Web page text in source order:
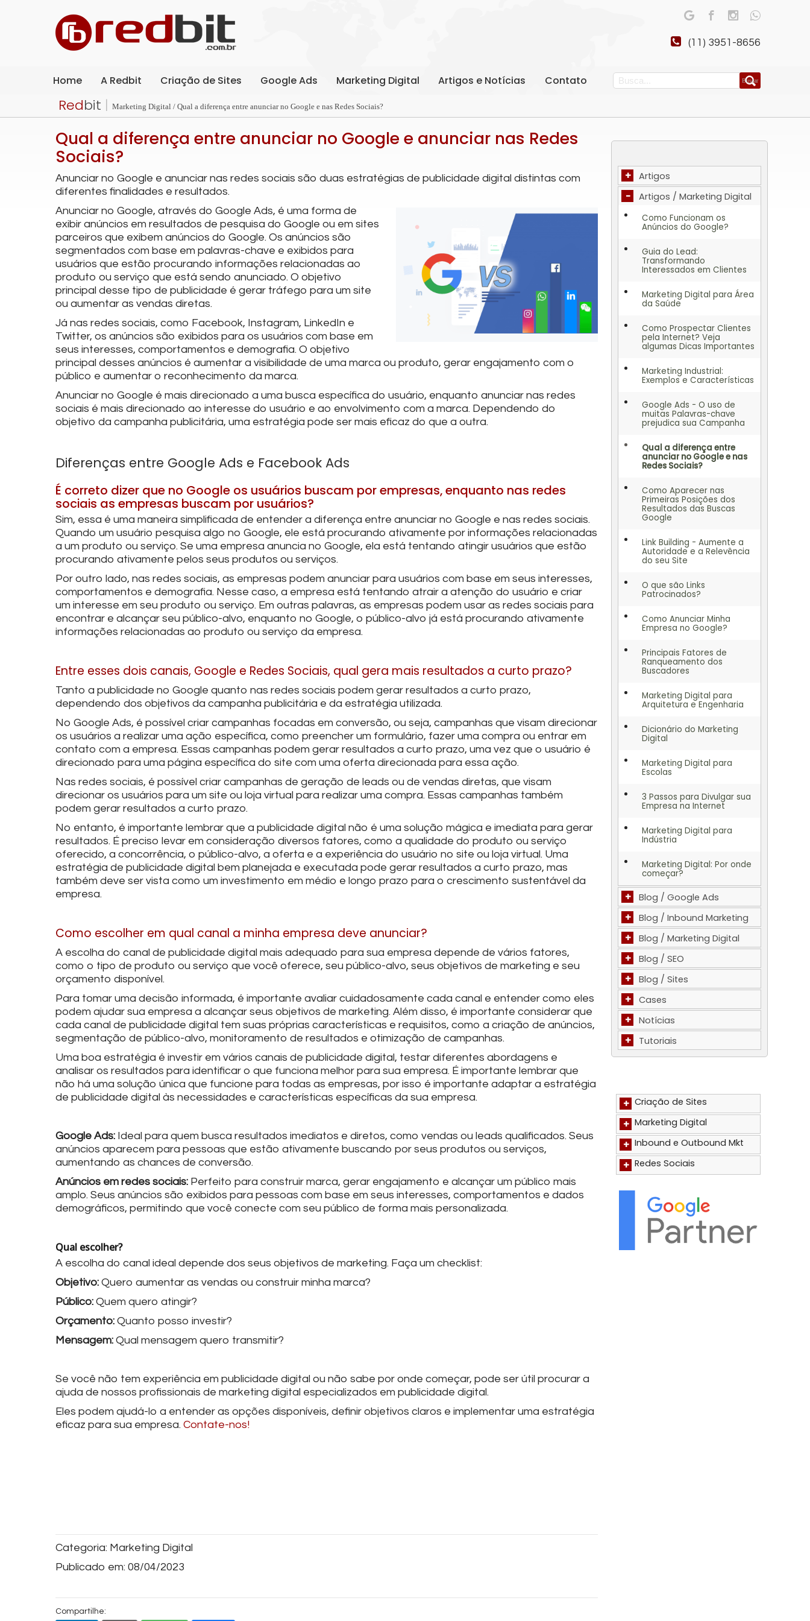
(11) 3951-8656
Home A Redbit Criação de Sites Google Ads Marketing Digital Artigos e Notícias Contato
Redbit | Marketing Digital / Qual a diferença entre anunciar no Google e nas Redes Sociais?
Qual a diferença entre anunciar no Google e anunciar nas Redes
Sociais?
Anunciar no Google e anunciar nas redes sociais são duas estratégias de publicidade digital distintas com
diferentes finalidades e resultados.
Anunciar no Google, através do Google Ads, é uma forma de
exibir anúncios em resultados de pesquisa do Google ou em sites
parceiros que exibem anúncios do Google. Os anúncios são
segmentados com base em palavras-chave e exibidos para
usuários que estão procurando informações relacionadas ao
produto ou serviço que está sendo anunciado. O objetivo
principal desse tipo de publicidade é gerar tráfego para um site
ou aumentar as vendas diretas.
Já nas redes sociais, como Facebook, Instagram, LinkedIn e
Twitter, os anúncios são exibidos para os usuários com base em
seus interesses, comportamentos e demografia. O objetivo
principal desses anúncios é aumentar a visibilidade de uma marca ou produto, gerar engajamento com o
público e aumentar o reconhecimento da marca.
Anunciar no Google é mais direcionado a uma busca específica do usuário, enquanto anunciar nas redes
sociais é mais direcionado ao interesse do usuário e ao envolvimento com a marca. Dependendo do
objetivo da campanha publicitária, uma estratégia pode ser mais eficaz do que a outra.
Diferenças entre Google Ads e Facebook Ads
É correto dizer que no Google os usuários buscam por empresas, enquanto nas redes
sociais as empresas buscam por usuários?
Sim, essa é uma maneira simplificada de entender a diferença entre anunciar no Google e nas redes sociais.
Quando um usuário pesquisa algo no Google, ele está procurando ativamente por informações relacionadas
a um produto ou serviço. Se uma empresa anuncia no Google, ela está tentando atingir usuários que estão
procurando ativamente pelos seus produtos ou serviços.
Por outro lado, nas redes sociais, as empresas podem anunciar para usuários com base em seus interesses,
comportamentos e demografia. Nesse caso, a empresa está tentando atrair a atenção do usuário e criar
um interesse em seu produto ou serviço. Em outras palavras, as empresas podem usar as redes sociais para
encontrar e alcançar seu público-alvo, enquanto no Google, o público-alvo já está procurando ativamente
informações relacionadas ao produto ou serviço da empresa.
Entre esses dois canais, Google e Redes Sociais, qual gera mais resultados a curto prazo?
Tanto a publicidade no Google quanto nas redes sociais podem gerar resultados a curto prazo,
dependendo dos objetivos da campanha publicitária e da estratégia utilizada.
No Google Ads, é possível criar campanhas focadas em conversão, ou seja, campanhas que visam direcionar
os usuários a realizar uma ação específica, como preencher um formulário, fazer uma compra ou entrar em
contato com a empresa. Essas campanhas podem gerar resultados a curto prazo, uma vez que o usuário é
direcionado para uma página específica do site com uma oferta direcionada para essa ação.
Nas redes sociais, é possível criar campanhas de geração de leads ou de vendas diretas, que visam
direcionar os usuários para um site ou loja virtual para realizar uma compra. Essas campanhas também
podem gerar resultados a curto prazo.
No entanto, é importante lembrar que a publicidade digital não é uma solução mágica e imediata para gerar
resultados. É preciso levar em consideração diversos fatores, como a qualidade do produto ou serviço
oferecido, a concorrência, o público-alvo, a oferta e a experiência do usuário no site ou loja virtual. Uma
estratégia de publicidade digital bem planejada e executada pode gerar resultados a curto prazo, mas
também deve ser vista como um investimento em médio e longo prazo para o crescimento sustentável da
empresa.
Como escolher em qual canal a minha empresa deve anunciar?
A escolha do canal de publicidade digital mais adequado para sua empresa depende de vários fatores,
como o tipo de produto ou serviço que você oferece, seu público-alvo, seus objetivos de marketing e seu
orçamento disponível.
Para tomar uma decisão informada, é importante avaliar cuidadosamente cada canal e entender como eles
podem ajudar sua empresa a alcançar seus objetivos de marketing. Além disso, é importante considerar que
cada canal de publicidade digital tem suas próprias características e requisitos, como a criação de anúncios,
segmentação de público-alvo, monitoramento de resultados e otimização de campanhas.
Uma boa estratégia é investir em vários canais de publicidade digital, testar diferentes abordagens e
analisar os resultados para identificar o que funciona melhor para sua empresa. É importante lembrar que
não há uma solução única que funcione para todas as empresas, por isso é importante adaptar a estratégia
de publicidade digital às necessidades e características específicas da sua empresa.
Google Ads: Ideal para quem busca resultados imediatos e diretos, como vendas ou leads qualificados. Seus
anúncios aparecem para pessoas que estão ativamente buscando por seus produtos ou serviços,
aumentando as chances de conversão.
Anúncios em redes sociais: Perfeito para construir marca, gerar engajamento e alcançar um público mais
amplo. Seus anúncios são exibidos para pessoas com base em seus interesses, comportamentos e dados
demográficos, permitindo que você conecte com seu público de forma mais personalizada.
Qual escolher?
A escolha do canal ideal depende dos seus objetivos de marketing. Faça um checklist:
Objetivo: Quero aumentar as vendas ou construir minha marca?
Público: Quem quero atingir?
Orçamento: Quanto posso investir?
Mensagem: Qual mensagem quero transmitir?
Se você não tem experiência em publicidade digital ou não sabe por onde começar, pode ser útil procurar a
ajuda de nossos profissionais de marketing digital especializados em publicidade digital.
Eles podem ajudá-lo a entender as opções disponíveis, definir objetivos claros e implementar uma estratégia
eficaz para sua empresa. Contate-nos!
Categoria: Marketing Digital
Publicado em: 08/04/2023
Compartilhe:
+ Artigos
- Artigos / Marketing Digital
Como Funcionam os
Anúncios do Google?
Guia do Lead:
Transformando
Interessados em Clientes
Marketing Digital para Área
da Saúde
Como Prospectar Clientes
pela Internet? Veja
algumas Dicas Importantes
Marketing Industrial:
Exemplos e Características
Google Ads - O uso de
muitas Palavras-chave
prejudica sua Campanha
Qual a diferença entre
anunciar no Google e nas
Redes Sociais?
Como Aparecer nas
Primeiras Posições dos
Resultados das Buscas
Google
Link Building - Aumente a
Autoridade e a Relevência
do seu Site
O que são Links
Patrocinados?
Como Anunciar Minha
Empresa no Google?
Principais Fatores de
Ranqueamento dos
Buscadores
Marketing Digital para
Arquitetura e Engenharia
Dicionário do Marketing
Digital
Marketing Digital para
Escolas
3 Passos para Divulgar sua
Empresa na Internet
Marketing Digital para
Indústria
Marketing Digital: Por onde
começar?
+ Blog / Google Ads
+ Blog / Inbound Marketing
+ Blog / Marketing Digital
+ Blog / SEO
+ Blog / Sites
+ Cases
+ Notícias
+ Tutoriais
+ Criação de Sites
+ Marketing Digital
+ Inbound e Outbound Mkt
+ Redes Sociais